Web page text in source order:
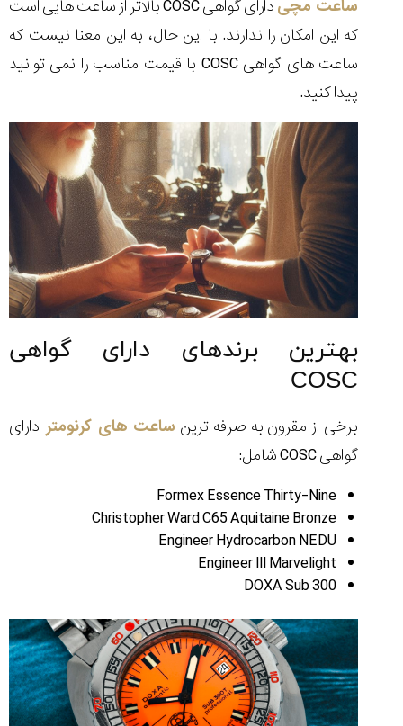
ساعت مچی
دارای گواهی COSC بالاتر از ساعت هایی است
که این امکان را ندارند. با این حال، به این معنا نیست که
ساعت های گواهی COSC با قیمت مناسب را نمی توانید
پیدا کنید.
بهترین برندهای دارای گواهی
COSC
برخی از مقرون به صرفه ترین ساعت های کرنومتر دارای
گواهی COSC شامل:
Formex Essence Thirty-Nine
Christopher Ward C65 Aquitaine Bronze
Engineer Hydrocarbon NEDU
Engineer III Marvelight
DOXA Sub 300